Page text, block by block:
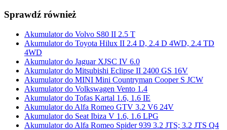
Sprawdź również
Akumulator do Volvo S80 II 2.5 T
Akumulator do Toyota Hilux II 2.4 D, 2.4 D 4WD, 2.4 TD
4WD
Akumulator do Jaguar XJSC IV 6.0
Akumulator do Mitsubishi Eclipse II 2400 GS 16V
Akumulator do MINI Mini Countryman Cooper S JCW
Akumulator do Volkswagen Vento 1.4
Akumulator do Tofas Kartal 1.6, 1.6 IE
Akumulator do Alfa Romeo GTV 3.2 V6 24V
Akumulator do Seat Ibiza V 1.6, 1.6 LPG
Akumulator do Alfa Romeo Spider 939 3.2 JTS; 3.2 JTS Q4